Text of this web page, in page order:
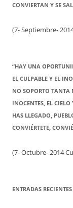
CONVIERTAN Y SE
(7- Septiembre-
“HAY UNA
EL CULPABLE Y EL
NO SOPORTO TANTA
INOCENTES, EL
HAS LLEGADO,
CONVIÉRTETE,
(7- Octubre- 2014
ENTRADAS RECIENTES